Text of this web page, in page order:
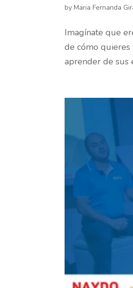
byMaria Fernanda
Imagínate que
de cómo quieres
aprender de sus